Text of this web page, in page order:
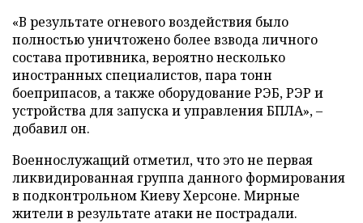
«В результате огневого воздействия было
полностью уничтожено более взвода личного
состава противника, вероятно несколько
иностранных специалистов, пара тонн
боеприпасов, а также оборудование РЭБ, РЭР и
устройства для запуска и управления БПЛА», –
добавил он.
Военнослужащий отметил, что это не первая
ликвидированная группа данного формирования
в подконтрольном Киеву Херсоне. Мирные
жители в результате атаки не пострадали.